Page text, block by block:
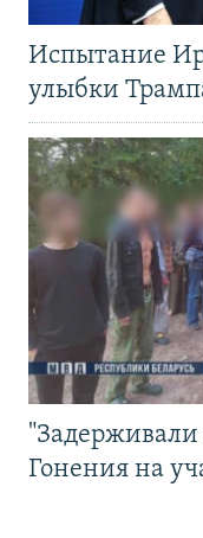
Испытание
улыбки
Гонения на